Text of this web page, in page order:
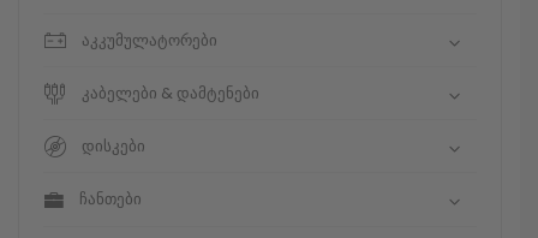
აკკუმულატორები
კაბელები & დამტენები
დისკები
ჩანთები